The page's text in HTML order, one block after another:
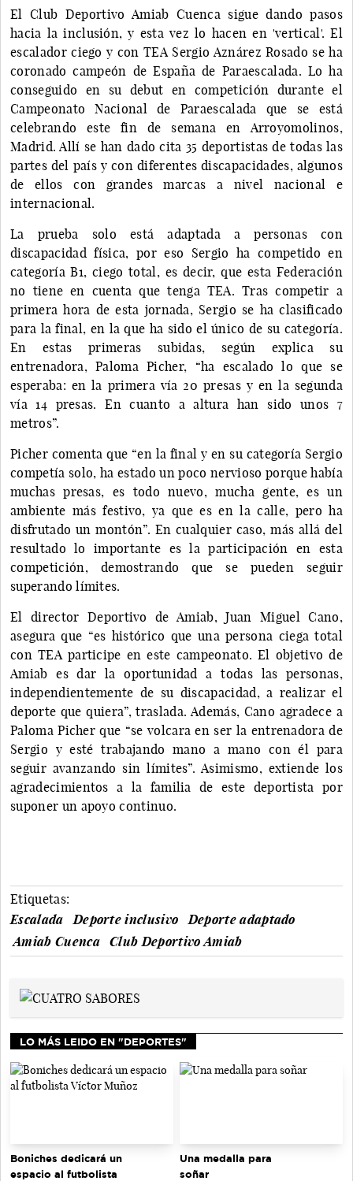
El Club Deportivo Amiab Cuenca sigue dando pasos
hacia la inclusión, y esta vez lo hacen en 'vertical'. El
escalador ciego y con TEA Sergio Aznárez Rosado se ha
coronado campeón de España de Paraescalada. Lo ha
conseguido en su debut en competición durante el
Campeonato Nacional de Paraescalada que se está
celebrando este fin de semana en Arroyomolinos,
Madrid. Allí se han dado cita 35 deportistas de todas las
partes del país y con diferentes discapacidades, algunos
de ellos con grandes marcas a nivel nacional e
internacional.
La prueba solo está adaptada a personas con
discapacidad física, por eso Sergio ha competido en
categoría B1, ciego total, es decir, que esta Federación
no tiene en cuenta que tenga TEA. Tras competir a
primera hora de esta jornada, Sergio se ha clasificado
para la final, en la que ha sido el único de su categoría.
En estas primeras subidas, según explica su
entrenadora, Paloma Picher, “ha escalado lo que se
esperaba: en la primera vía 20 presas y en la segunda
vía 14 presas. En cuanto a altura han sido unos 7
metros”.
Picher comenta que “en la final y en su categoría Sergio
competía solo, ha estado un poco nervioso porque había
muchas presas, es todo nuevo, mucha gente, es un
ambiente más festivo, ya que es en la calle, pero ha
disfrutado un montón”. En cualquier caso, más allá del
resultado lo importante es la participación en esta
competición, demostrando que se pueden seguir
superando límites.
El director Deportivo de Amiab, Juan Miguel Cano,
asegura que “es histórico que una persona ciega total
con TEA participe en este campeonato. El objetivo de
Amiab es dar la oportunidad a todas las personas,
independientemente de su discapacidad, a realizar el
deporte que quiera”, traslada. Además, Cano agradece a
Paloma Picher que “se volcara en ser la entrenadora de
Sergio y esté trabajando mano a mano con él para
seguir avanzando sin límites”. Asimismo, extiende los
agradecimientos a la familia de este deportista por
suponer un apoyo continuo.
Etiquetas:
Escalada
Deporte inclusivo
Deporte adaptado
Amiab Cuenca
Club Deportivo Amiab
LO MÁS LEIDO EN "DEPORTES"
Boniches dedicará un
espacio al futbolista
Una medalla para
soñar